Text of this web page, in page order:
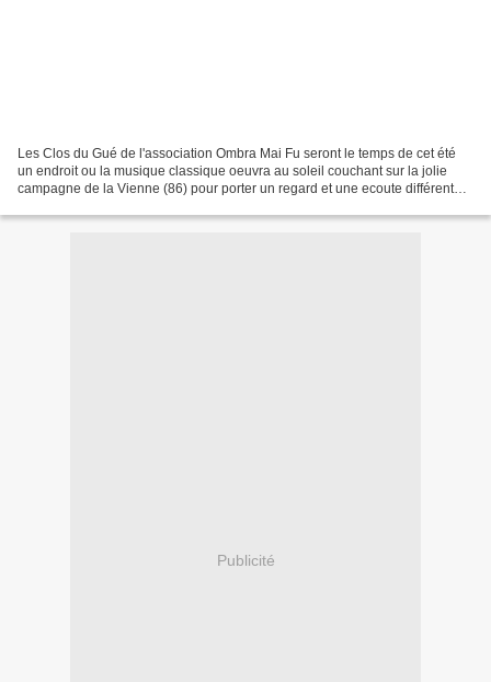
Les Clos du Gué de l'association Ombra Mai Fu seront le temps de cet été
un endroit ou la musique classique oeuvra au soleil couchant sur la jolie
campagne de la Vienne (86) pour porter un regard et une ecoute différente.
Publicité